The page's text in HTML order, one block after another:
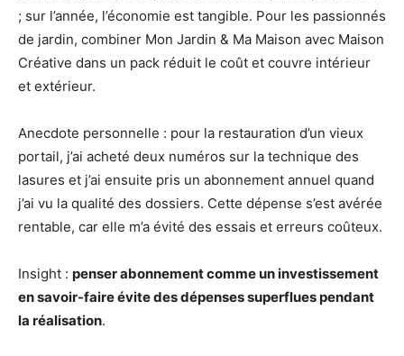
; sur l’année, l’économie est tangible. Pour les passionnés
de jardin, combiner Mon Jardin & Ma Maison avec Maison
Créative dans un pack réduit le coût et couvre intérieur
et extérieur.
Anecdote personnelle : pour la restauration d’un vieux
portail, j’ai acheté deux numéros sur la technique des
lasures et j’ai ensuite pris un abonnement annuel quand
j’ai vu la qualité des dossiers. Cette dépense s’est avérée
rentable, car elle m’a évité des essais et erreurs coûteux.
Insight : penser abonnement comme un investissement
en savoir-faire évite des dépenses superflues pendant
la réalisation.